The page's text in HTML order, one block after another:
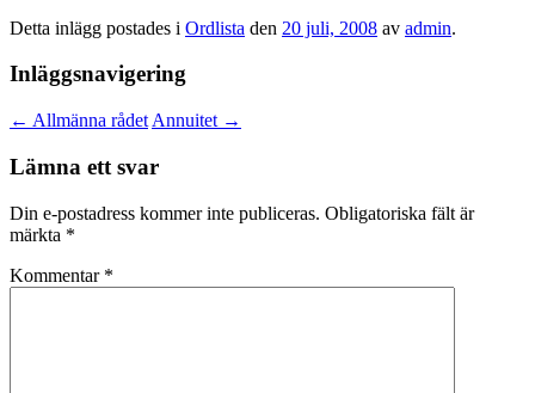
Detta inlägg postades i Ordlista den 20 juli, 2008 av admin.
Inläggsnavigering
← Allmänna rådet Annuitet →
Lämna ett svar
Din e-postadress kommer inte publiceras. Obligatoriska fält är
märkta *
Kommentar *